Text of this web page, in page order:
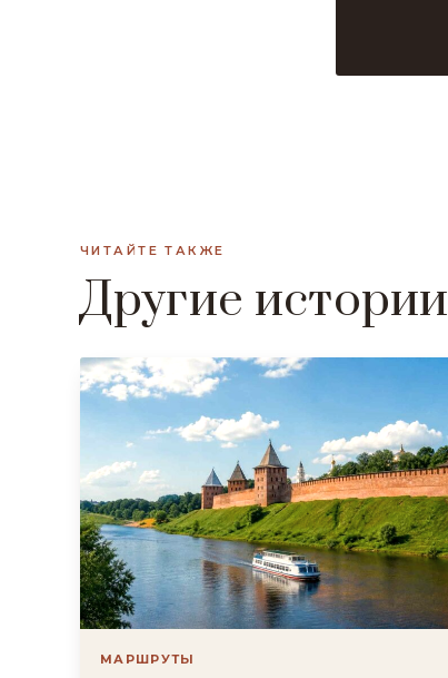
ЧИТАЙТЕ ТАКЖЕ
Другие истории
МАРШРУТЫ